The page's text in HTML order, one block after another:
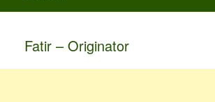
Fatir – Originator